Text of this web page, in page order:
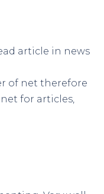
article in news
of net therefore
for articles,